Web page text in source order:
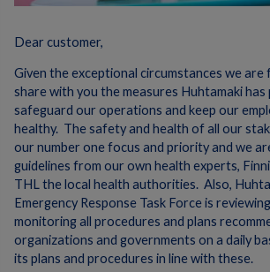
Dear customer,
Given the exceptional circumstances we are
share with you the measures Huhtamaki has
safeguard our operations and keep our
healthy. The safety and health of all our
our number one focus and priority and we
guidelines from our own health experts,
THL the local health authorities. Also,
Emergency Response Task Force is
monitoring all procedures and plans
organizations and governments on a daily
its plans and procedures in line with these.